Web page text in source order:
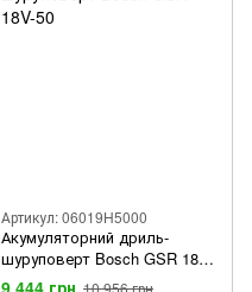
Артикул: 06019H5000
Акумуляторний дриль-
шуруповерт Bosch GSR 18V-
50